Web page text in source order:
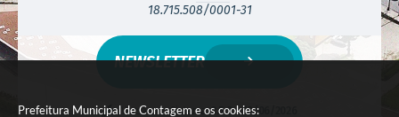
Prefeitura Municipal de Contagem e os cookies:
18.715.508/0001-31
Versão do Sistema:3.5.3 - 19/06/2026
NEWSLETTER